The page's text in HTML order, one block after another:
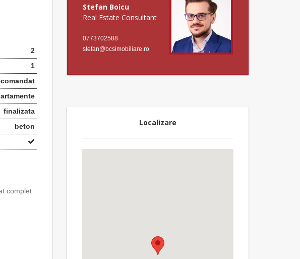
2
1
finalizata
beton
complet
Stefan Boicu
Real Estate Consultant
0773702588
stefan@bcsimobiliare.ro
Localizare